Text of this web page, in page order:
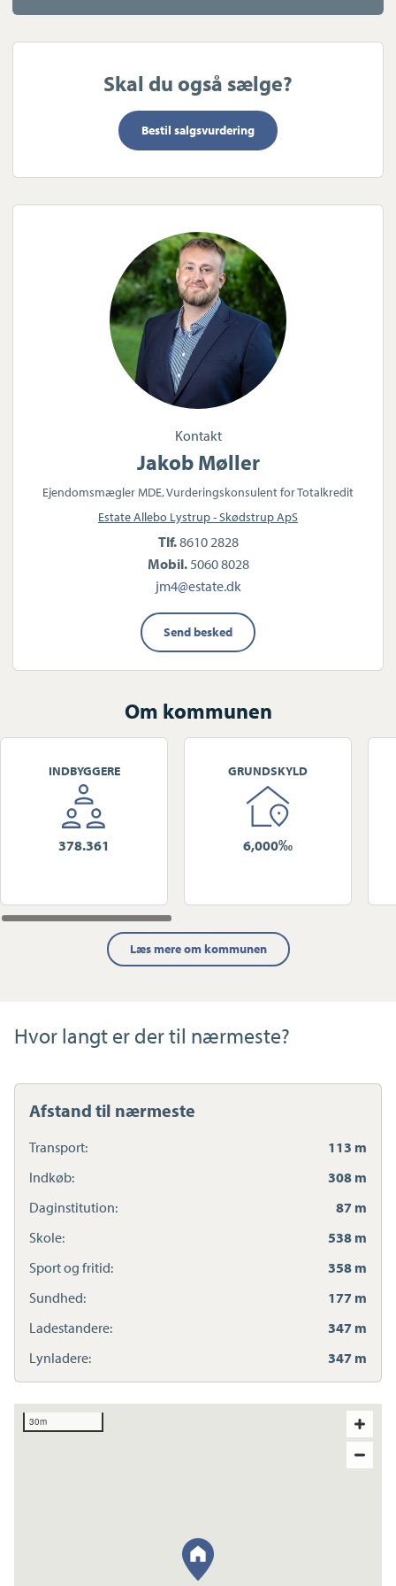
Skal du også sælge?
Bestil salgsvurdering
Kontakt
Jakob Møller
Ejendomsmægler MDE, Vurderingskonsulent for Totalkredit
Estate Allebo Lystrup - Skødstrup ApS
Tlf.8610 2828
Mobil. 5060 8028
jm4@estate.dk
Send besked
Om kommunen
INDBYGGERE
378.361
GRUNDSKYLD
6,000‰
Læs mere om kommunen
Hvor langt er der til nærmeste?
Afstand til nærmeste
Transport:
113 m
Indkøb:
308 m
Daginstitution:
87 m
Skole:
538 m
Sport og fritid:
358 m
Sundhed:
177 m
Ladestandere:
347 m
Lynladere:
347 m
30m